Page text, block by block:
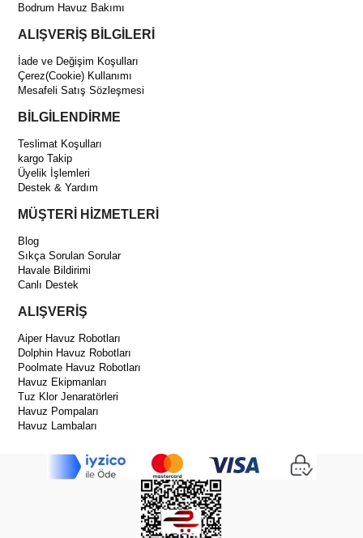
Bodrum Havuz Bakımı
ALIŞVERİŞ BİLGİLERİ
İade ve Değişim Koşulları
Çerez(Cookie) Kullanımı
Mesafeli Satış Sözleşmesi
BİLGİLENDİRME
Teslimat Koşulları
kargo Takip
Üyelik İşlemleri
Destek & Yardım
MÜŞTERİ HİZMETLERİ
Blog
Sıkça Sorulan Sorular
Havale Bildirimi
Canlı Destek
ALIŞVERİŞ
Aiper Havuz Robotları
Dolphin Havuz Robotları
Poolmate Havuz Robotları
Havuz Ekipmanları
Tuz Klor Jenaratörleri
Havuz Pompaları
Havuz Lambaları